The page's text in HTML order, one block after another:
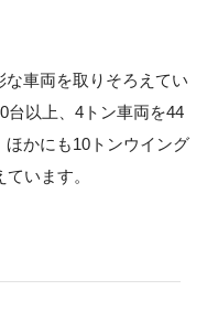
車両を取りそろえてい
台以上、4トン車両を44
かにも10トンウイング
います。